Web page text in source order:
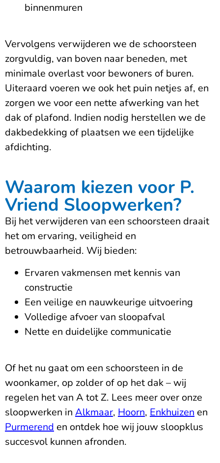
binnenmuren
Vervolgens verwijderen we de schoorsteen
zorgvuldig, van boven naar beneden, met
minimale overlast voor bewoners of buren.
Uiteraard voeren we ook het puin netjes af, en
zorgen we voor een nette afwerking van het
dak of plafond. Indien nodig herstellen we de
dakbedekking of plaatsen we een tijdelijke
afdichting.
Waarom kiezen voor P.
Vriend Sloopwerken?
Bij het verwijderen van een schoorsteen draait
het om ervaring, veiligheid en
betrouwbaarheid. Wij bieden:
Ervaren vakmensen met kennis van
constructie
Een veilige en nauwkeurige uitvoering
Volledige afvoer van sloopafval
Nette en duidelijke communicatie
Of het nu gaat om een schoorsteen in de
woonkamer, op zolder of op het dak – wij
regelen het van A tot Z. Lees meer over onze
sloopwerken in Alkmaar, Hoorn, Enkhuizen en
Purmerend en ontdek hoe wij jouw sloopklus
succesvol kunnen afronden.